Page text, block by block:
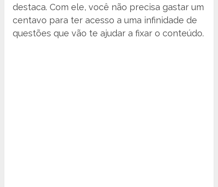
destaca. Com ele, você não precisa gastar um
centavo para ter acesso a uma infinidade de
questões que vão te ajudar a fixar o conteúdo.